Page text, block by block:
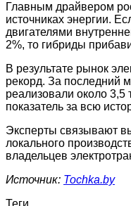
Главным драйвером
источниках энергии.
двигателями
2%, то гибриды
В результате рынок
рекорд. За последний
реализовали около
показатель за всю
Эксперты связывают
локального
владельцев
Источник: Tochka.by